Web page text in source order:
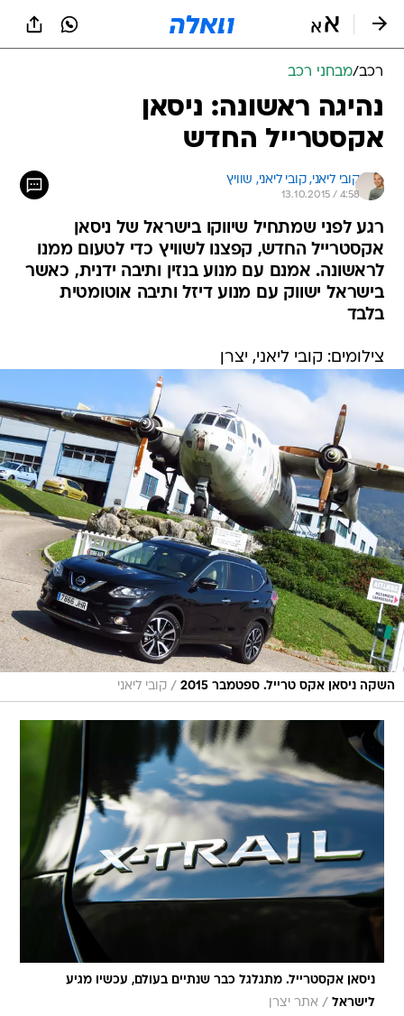
רכב/מבחני רכב
נהיגה ראשונה: ניסאן
אקסטרייל החדש
קובי ליאני, קובי ליאני, שוויץ
13.10.2015 / 4:58
רגע לפני שמתחיל שיווקו בישראל של ניסאן
אקסטרייל החדש, קפצנו לשוויץ כדי לטעום ממנו
לראשונה. אמנם עם מנוע בנזין ותיבה ידנית, כאשר
בישראל ישווק עם מנוע דיזל ותיבה אוטומטית
בלבד
צילומים: קובי ליאני, יצרן
השקה ניסאן אקס טרייל. ספטמבר 2015 / קובי ליאני
ניסאן אקסטרייל. מתגלגל כבר שנתיים בעולם, עכשיו מגיע
לישראל / אתר יצרן